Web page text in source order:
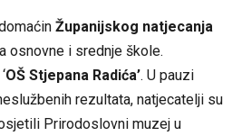
Županijskog natjecanja
osnovne i srednje škole.
OŠ Stjepana Radića’. U pauzi
rezultata, natjecatelji su
Prirodoslovni muzej u